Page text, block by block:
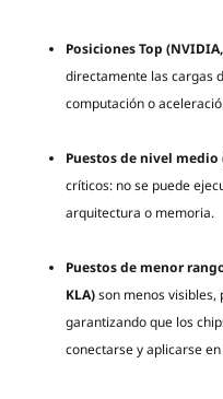
Posiciones Top
directamente las cargas
computación o
Puestos de nivel medio
críticos: no se puede
arquitectura o memoria.
Puestos de menor
KLA)son menos visibles,
garantizando que los
conectarse y aplicarse